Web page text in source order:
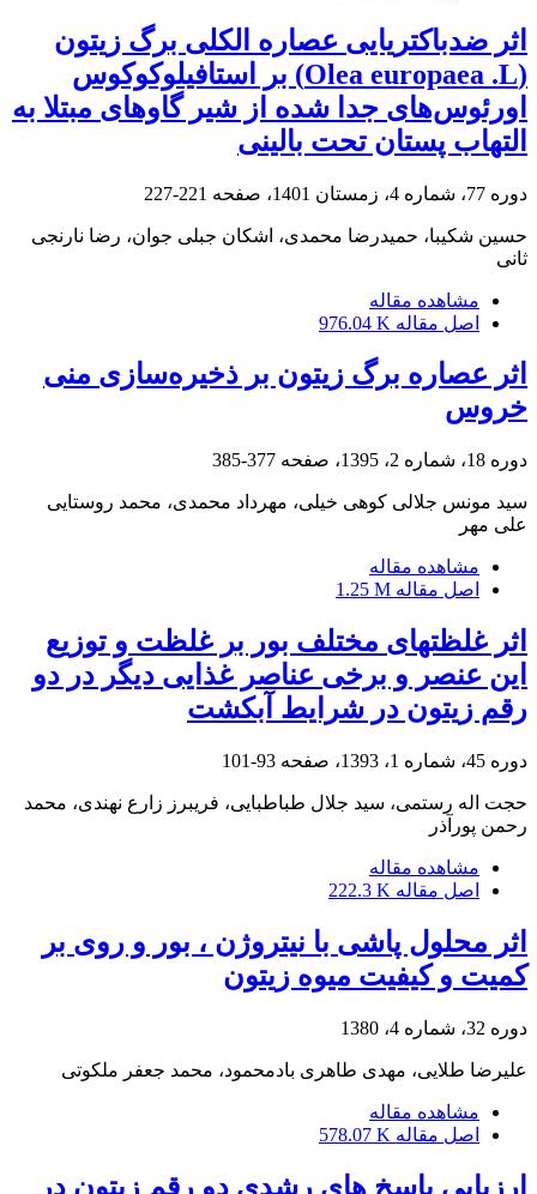
اثر ضد‌‌باکتریایی عصاره الکلی برگ زیتون
(Olea europaea .L) بر استافیلوکوکوس
اورئوس‌های جدا شده از شیر گاوهای مبتلا به
التهاب پستان تحت بالینی
دوره 77، شماره 4، زمستان 1401، صفحه 221-227
حسین شکیبا، حمیدرضا محمدی، اشکان جبلی جوان، رضا نارنجی
ثانی
مشاهده مقاله
اصل مقاله 976.04 K
اثر عصاره برگ زیتون بر ذخیره‌سازی منی
خروس
دوره 18، شماره 2، 1395، صفحه 377-385
سید مونس جلالی کوهی خیلی، مهرداد محمدی، محمد روستایی
علی مهر
مشاهده مقاله
اصل مقاله 1.25 M
اثر غلظت‏های مختلف بور بر غلظت و توزیع
این عنصر و برخی عناصر غذایی دیگر در دو
رقم زیتون در شرایط آبکشت
دوره 45، شماره 1، 1393، صفحه 93-101
حجت اله رستمی، سید جلال طباطبایی، فریبرز زارع نهندی، محمد
رحمن پورآذر
مشاهده مقاله
اصل مقاله 222.3 K
اثر محلول پاشی با نیتروژن ، بور و روی بر
کمیت و کیفیت میوه زیتون
دوره 32، شماره 4، 1380
علیرضا طلایی، مهدی طاهری بادمحمود، محمد جعفر ملکوتی
مشاهده مقاله
اصل مقاله 578.07 K
ارزیابی پاسخ های رشدی دو رقم زیتون در